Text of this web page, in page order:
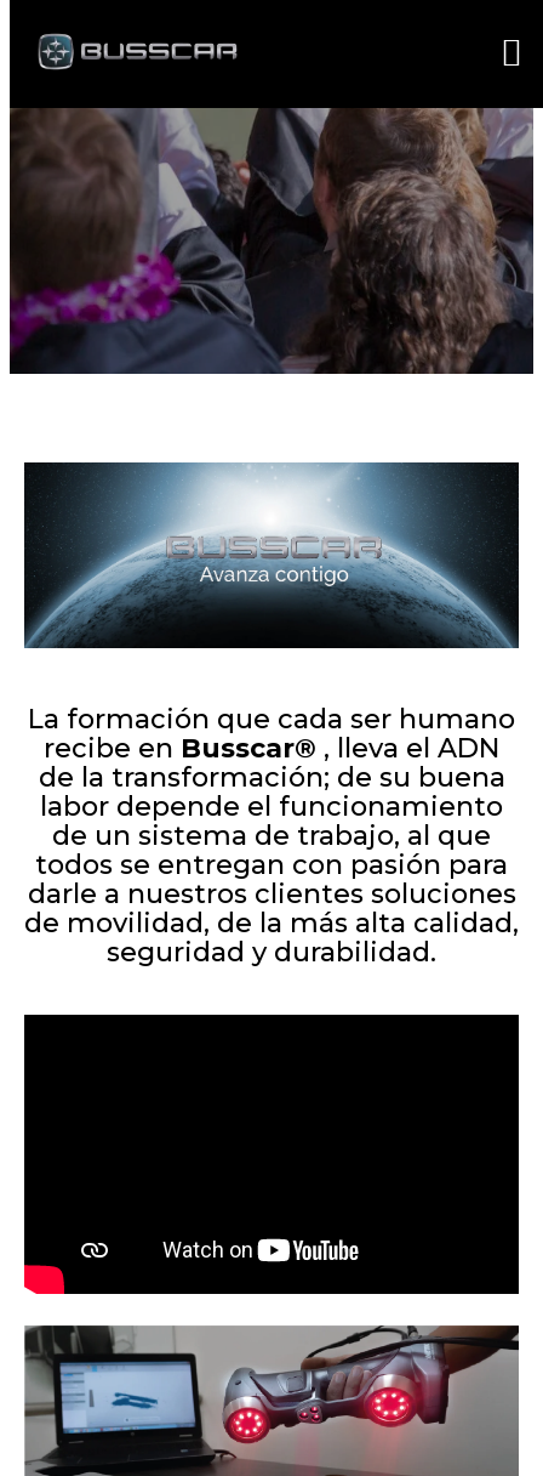
La formación que cada ser humano
recibe en Busscar® , lleva el ADN
de la transformación; de su buena
labor depende el funcionamiento
de un sistema de trabajo, al que
todos se entregan con pasión para
darle a nuestros clientes soluciones
de movilidad, de la más alta calidad,
seguridad y durabilidad.